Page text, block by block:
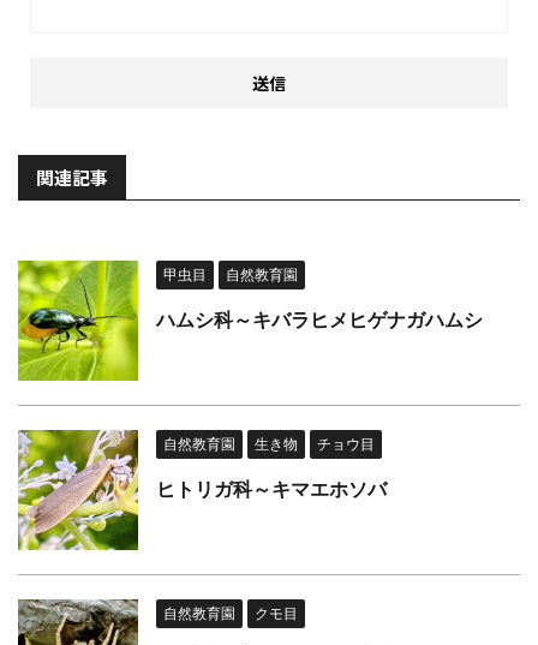
関連記事
甲虫目 自然教育園
ハムシ科～キバラヒメヒゲナガハムシ
自然教育園 生き物 チョウ目
ヒトリガ科～キマエホソバ
自然教育園 クモ目